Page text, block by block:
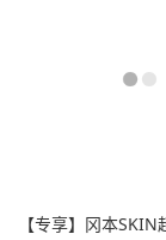
【专享】冈本